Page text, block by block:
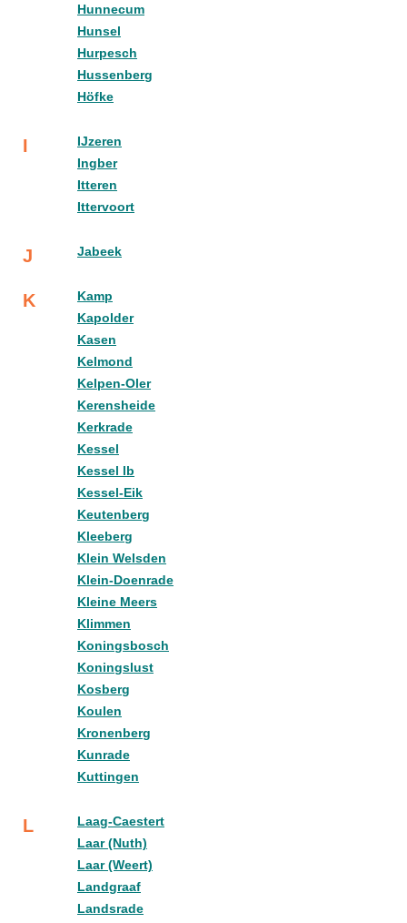
Hunnecum
Hunsel
Hurpesch
Hussenberg
Höfke
I
IJzeren
Ingber
Itteren
Ittervoort
J Jabeek
K
Kamp
Kapolder
Kasen
Kelmond
Kelpen-Oler
Kerensheide
Kerkrade
Kessel
Kessel lb
Kessel-Eik
Keutenberg
Kleeberg
Klein Welsden
Klein-Doenrade
Kleine Meers
Klimmen
Koningsbosch
Koningslust
Kosberg
Koulen
Kronenberg
Kunrade
Kuttingen
L
Laag-Caestert
Laar (Nuth)
Laar (Weert)
Landgraaf
Landsrade